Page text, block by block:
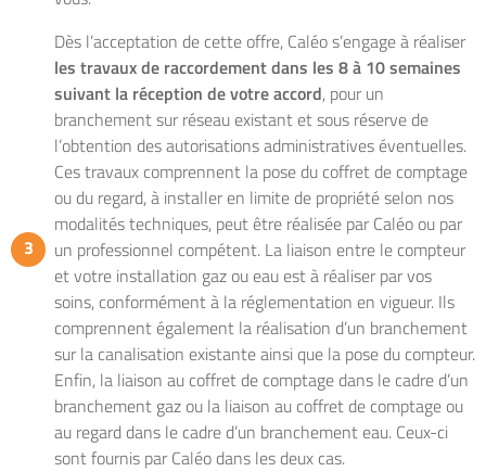
Dès l’acceptation de cette offre, Caléo s’engage à réaliser
les travaux de raccordement dans les 8 à 10 semaines
suivant la réception de votre accord, pour un
branchement sur réseau existant et sous réserve de
l’obtention des autorisations administratives éventuelles.
Ces travaux comprennent la pose du coffret de comptage
ou du regard, à installer en limite de propriété selon nos
modalités techniques, peut être réalisée par Caléo ou par
un professionnel compétent. La liaison entre le compteur
et votre installation gaz ou eau est à réaliser par vos
soins, conformément à la réglementation en vigueur. Ils
comprennent également la réalisation d’un branchement
sur la canalisation existante ainsi que la pose du compteur.
Enfin, la liaison au coffret de comptage dans le cadre d’un
branchement gaz ou la liaison au coffret de comptage ou
au regard dans le cadre d’un branchement eau. Ceux-ci
sont fournis par Caléo dans les deux cas.